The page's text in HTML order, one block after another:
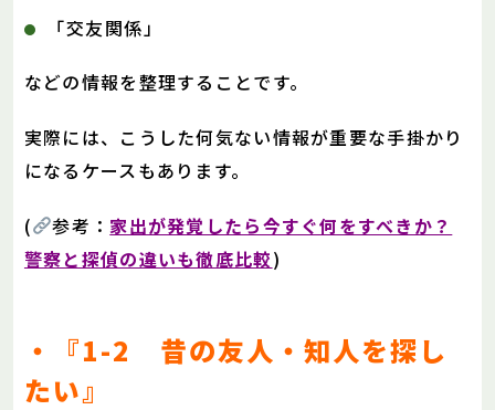
「交友関係」
などの情報を整理することです。
実際には、こうした何気ない情報が重要な手掛かり
になるケースもあります。
( 参考：家出が発覚したら今すぐ何をすべきか？
警察と探偵の違いも徹底比較)
・『1-2 昔の友人・知人を探し
たい』